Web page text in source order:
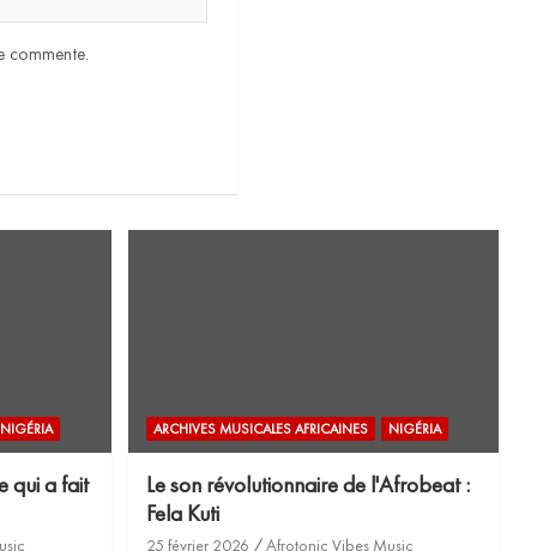
commente.
NIGÉRIA
qui a fait
ARCHIVES MUSICALES AFRICAINES NIGÉRIA
Le son révolutionnaire de l'Afrobeat :
Fela Kuti
25 février 2026 Afrotonic Vibes Music